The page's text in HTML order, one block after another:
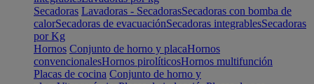
Secadoras Lavadoras - SecadorasSecadoras con bomba de
calorSecadoras de evacuaciónSecadoras integrablesSecadoras
por Kg
Hornos Conjunto de horno y placaHornos
convencionalesHornos pirolíticosHornos multifunción
Placas de cocina Conjunto de horno y